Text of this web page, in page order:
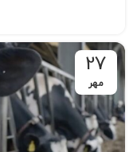
27
مهر